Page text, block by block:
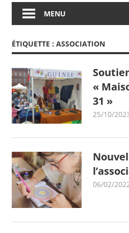
MENU
ÉTIQUETTE : ASSOCIATION
«
31 »
25/10/
06/02/